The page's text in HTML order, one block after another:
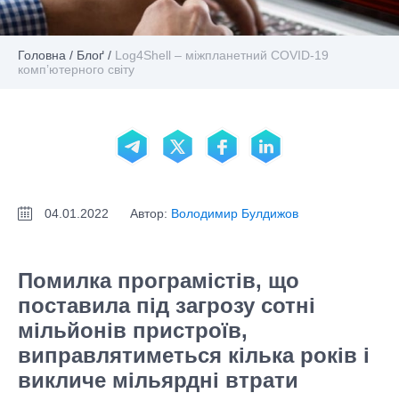
Головна / Блоґ / Log4Shell – міжпланетний COVID-19
комп’ютерного світу
04.01.2022 Автор: Володимир Булдижов
Помилка програмістів, що
поставила під загрозу сотні
мільйонів пристроїв,
виправлятиметься кілька років і
викличе мільярдні втрати